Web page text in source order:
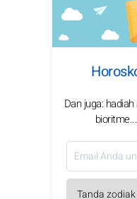
Dan juga: